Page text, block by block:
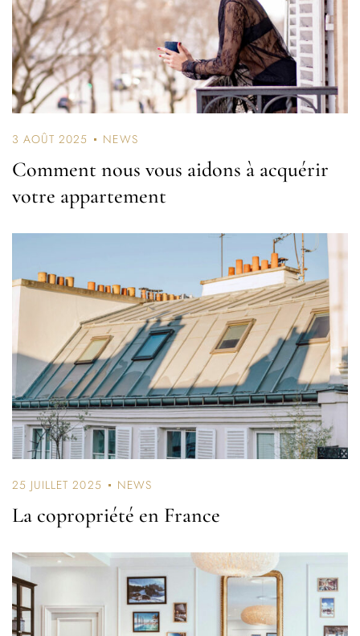
3 AOÛT 2025 NEWS
Comment nous vous aidons à acquérir
votre appartement
25 JUILLET 2025 NEWS
La copropriété en France
Username or email address *
Lost Password?
Remember Me
Don’t have an account?